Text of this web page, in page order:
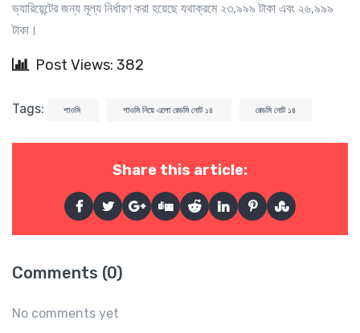
ভ্যারিয়েন্টের জন্য মূল্য নির্ধারণ করা হয়েছে যথাক্রমে ২৩,৯৯৯ টাকা এবং ২৬,৯৯৯
টাকা।
Post Views: 382
Tags: শাওমি শাওমি নিয়ে এলো রেডমি নোট ১৪ রেডমি নোট ১৪
Share this article:
Comments (0)
No comments yet